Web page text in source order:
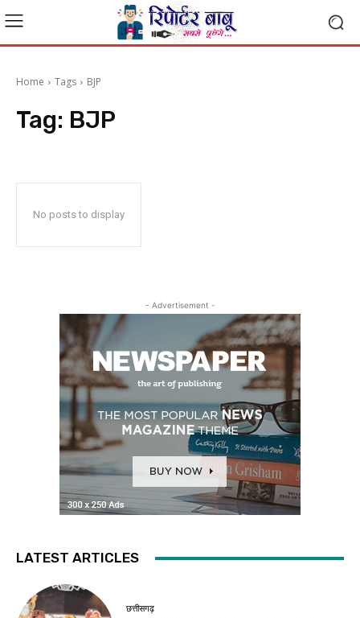
Home Tags BJP
Tag: BJP
No posts to display
- Advertisement -
LATEST ARTICLES
छत्तीसगढ़